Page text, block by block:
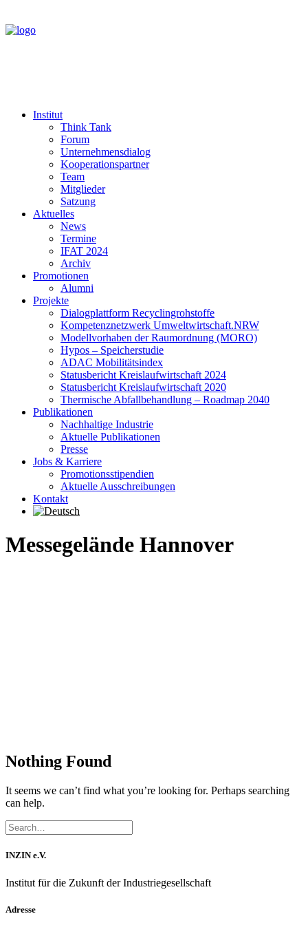
Institut
Think Tank
Forum
Unternehmensdialog
Kooperationspartner
Team
Mitglieder
Satzung
Aktuelles
News
Termine
IFAT 2024
Archiv
Promotionen
Alumni
Projekte
Dialogplattform Recyclingrohstoffe
Kompetenznetzwerk Umweltwirtschaft.NRW
Modellvorhaben der Raumordnung (MORO)
Hypos – Speicherstudie
ADAC Mobilitätsindex
Statusbericht Kreislaufwirtschaft 2024
Statusbericht Kreislaufwirtschaft 2020
Thermische Abfallbehandlung – Roadmap 2040
Publikationen
Nachhaltige Industrie
Aktuelle Publikationen
Presse
Jobs & Karriere
Promotionsstipendien
Aktuelle Ausschreibungen
Kontakt
Messegelände Hannover
Nothing Found
It seems we can’t find what you’re looking for. Perhaps searching
can help.
INZIN e.V.
Institut für die Zukunft der Industriegesellschaft
Adresse